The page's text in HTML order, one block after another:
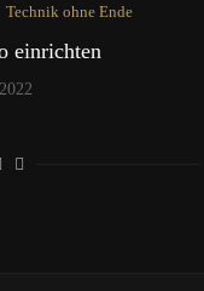
Technik ohne Ende
einrichten